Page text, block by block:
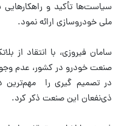
سیاست‌ها تأکید و
ملی خودروسازی ارائه نمود.
سامان فیروزی، با انتقاد از
صنعت خودرو در کشور، عدم
در تصمیم گیری را مهم‌ترین
ذی‌نفعان این صنعت ذکر کرد.